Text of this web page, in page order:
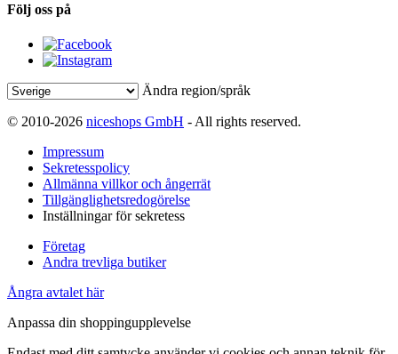
Följ oss på
Ändra region/språk
© 2010-2026 niceshops GmbH - All rights reserved.
Impressum
Sekretesspolicy
Allmänna villkor och ångerrät
Tillgänglighetsredogörelse
Inställningar för sekretess
Företag
Andra trevliga butiker
Ångra avtalet här
Anpassa din shoppingupplevelse